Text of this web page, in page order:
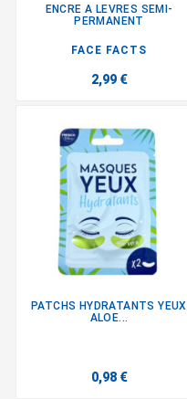
ENCRE A LEVRES SEMI-
PERMANENT
FACE FACTS
2,99 €
PATCHS HYDRATANTS YEUX
ALOE...
0,98 €